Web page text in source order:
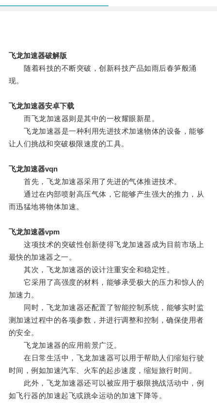
飞龙加速器破解版
随着科技的不断突破，创新科技产品如雨后春笋般涌
现。
飞龙加速器安卓下载
而飞龙加速器则是其中的一枚耀眼新星。
飞龙加速器是一种利用先进技术加速物体的设备，能够
让人们挑战和突破极限速度的工具。
飞龙加速器vqn
首先，飞龙加速器采用了先进的气体推进技术。
通过在内部喷射高压气体，它能够产生强大的推力，从
而迅猛地将物体加速。
飞龙加速器vpm
这项技术的突破性创新使得飞龙加速器成为目前市场上
最快的加速器之一。
其次，飞龙加速器的设计注重安全和稳定性。
它采用了高强度的材料，能够承受极大的压力和惊人的
加速力。
同时，飞龙加速器还配置了智能控制系统，能够实时监
测加速过程中的各项参数，并进行调整和控制，确保使用者
的安全。
飞龙加速器的应用前景广泛。
在日常生活中，飞龙加速器可以用于帮助人们缩短行驶
时间，例如加速汽车、火车的起步速度，缩短旅行时间。
此外，飞龙加速器还可以被应用于极限挑战活动中，例
如飞行器的加速起飞或跳伞运动的加速下降等。